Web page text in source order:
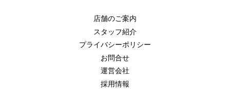
店舗のご案内
スタッフ紹介
プライバシーポリシー
お問合せ
運営会社
採用情報